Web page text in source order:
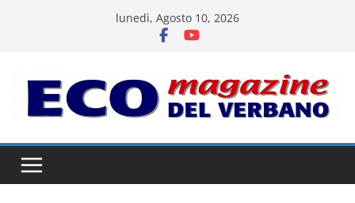
lunedì, Agosto 10, 2026